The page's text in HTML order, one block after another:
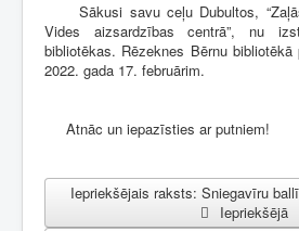
Sākusi savu ceļu Dubultos,
Vides aizsardzības centrā”, nu
bibliotēkas. Rēzeknes Bērnu
2022. gada 17. februārim.
Atnāc un iepazīsties ar putniem!
Iepriekšējais raksts: Sniegavīru
Iepriekšējā